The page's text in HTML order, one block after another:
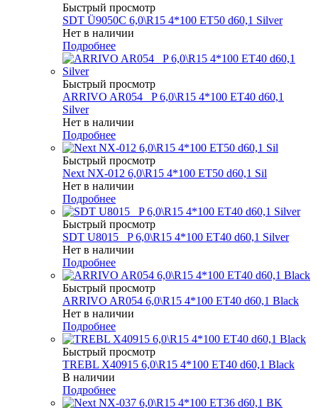
Быстрый просмотр
SDT Ü9050C 6,0\R15 4*100 ET50 d60,1 Silver
Нет в наличии
Подробнее
Быстрый просмотр
ARRIVO AR054 _P 6,0\R15 4*100 ET40 d60,1
Silver
Нет в наличии
Подробнее
Быстрый просмотр
Next NX-012 6,0\R15 4*100 ET50 d60,1 Sil
Нет в наличии
Подробнее
Быстрый просмотр
SDT U8015 _P 6,0\R15 4*100 ET40 d60,1 Silver
Нет в наличии
Подробнее
Быстрый просмотр
ARRIVO AR054 6,0\R15 4*100 ET40 d60,1 Black
Нет в наличии
Подробнее
Быстрый просмотр
TREBL X40915 6,0\R15 4*100 ET40 d60,1 Black
В наличии
Подробнее